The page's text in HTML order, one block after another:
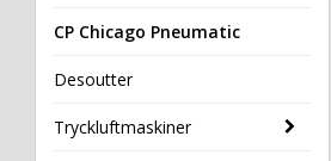
CP Chicago Pneumatic
Desoutter
Tryckluftmaskiner